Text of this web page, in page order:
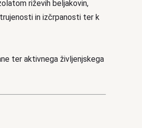
riževih beljakovin,
in izčrpanosti ter k
ter aktivnega življenjskega